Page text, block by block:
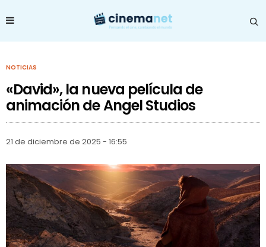
NOTICIAS
«David», la nueva película de
animación de Angel Studios
21 de diciembre de 2025 - 16:55